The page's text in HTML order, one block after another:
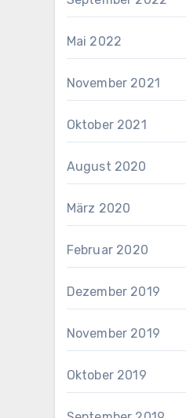
Mai 2022
November 2021
Oktober 2021
August 2020
März 2020
Februar 2020
Dezember 2019
November 2019
Oktober 2019